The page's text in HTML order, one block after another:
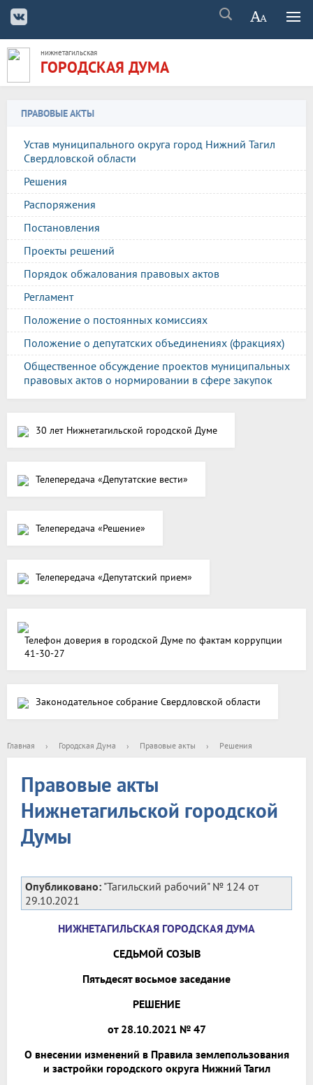
нижнетагильская
ГОРОДСКАЯ ДУМА
ПРАВОВЫЕ АКТЫ
Устав муниципального округа город Нижний Тагил
Свердловской области
Решения
Распоряжения
Постановления
Проекты решений
Порядок обжалования правовых актов
Регламент
Положение о постоянных комиссиях
Положение о депутатских объединениях (фракциях)
Общественное обсуждение проектов муниципальных
правовых актов о нормировании в сфере закупок
30 лет Нижнетагильской городской Думе
Телепередача «Депутатские вести»
Телепередача «Решение»
Телепередача «Депутатский прием»
Телефон доверия в городской Думе по фактам коррупции
41-30-27
Законодательное собрание Свердловской области
Главная › Городская Дума › Правовые акты › Решения
Правовые акты
Нижнетагильской городской
Думы
Опубликовано: "Тагильский рабочий" № 124 от
29.10.2021
НИЖНЕТАГИЛЬСКАЯ ГОРОДСКАЯ ДУМА
СЕДЬМОЙ СОЗЫВ
Пятьдесят восьмое заседание
РЕШЕНИЕ
от 28.10.2021 № 47
О внесении изменений в Правила землепользования
и застройки городского округа Нижний Тагил